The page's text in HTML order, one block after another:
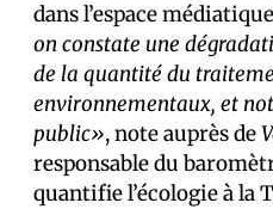
dans l’espace
on constate une
de la quantité du
environnementaux, et
public», note auprès de
responsable du
quantifie l’écologie à la